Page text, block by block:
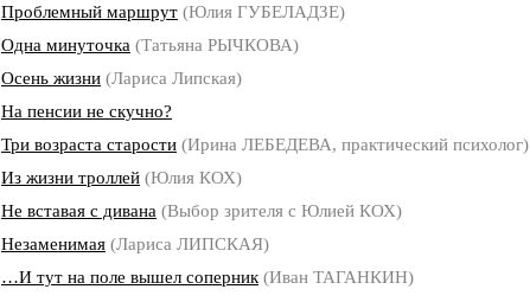
Проблемный маршрут (Юлия ГУБЕЛАДЗЕ)
Одна минуточка (Татьяна РЫЧКОВА)
Осень жизни (Лариса Липская)
На пенсии не скучно?
Три возраста старости (Ирина ЛЕБЕДЕВА, практический психолог)
Из жизни троллей (Юлия КОХ)
Не вставая с дивана (Выбор зрителя с Юлией КОХ)
Незаменимая (Лариса ЛИПСКАЯ)
…И тут на поле вышел соперник (Иван ТАГАНКИН)